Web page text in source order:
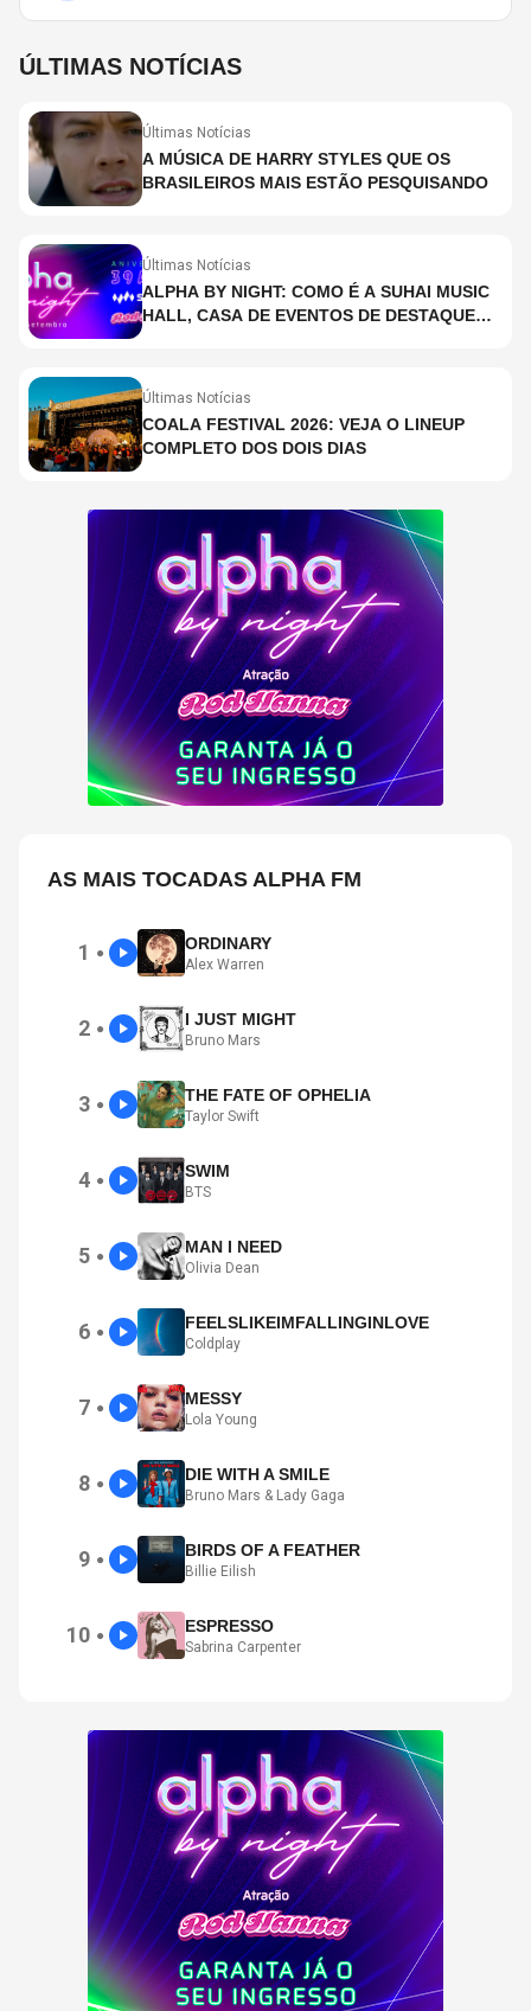
ÚLTIMAS NOTÍCIAS
Últimas Notícias
A MÚSICA DE HARRY STYLES QUE OS
BRASILEIROS MAIS ESTÃO PESQUISANDO
Últimas Notícias
ALPHA BY NIGHT: COMO É A SUHAI MUSIC
HALL, CASA DE EVENTOS DE DESTAQUE
Últimas Notícias
COALA FESTIVAL 2026: VEJA O LINEUP
COMPLETO DOS DOIS DIAS
AS MAIS TOCADAS ALPHA FM
1 ● ORDINARY
Alex Warren
2 ● I JUST MIGHT
Bruno Mars
3 ● THE FATE OF OPHELIA
Taylor Swift
4 ● SWIM
BTS
5 ● MAN I NEED
Olivia Dean
6 ● FEELSLIKEIMFALLINGINLOVE
Coldplay
7 ● MESSY
Lola Young
8 ● DIE WITH A SMILE
Bruno Mars & Lady Gaga
9 ● BIRDS OF A FEATHER
Billie Eilish
10 ● ESPRESSO
Sabrina Carpenter